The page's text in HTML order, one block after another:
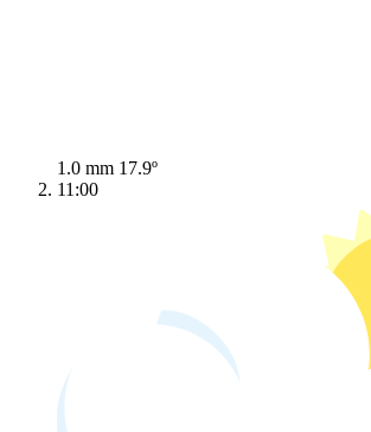
1.0 mm 17.9º
11:00